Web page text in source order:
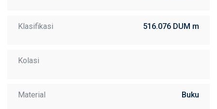
Klasifikasi 516.076 DUM m
Kolasi
Material Buku